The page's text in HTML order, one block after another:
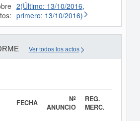
2(Último: 13/10/2016,
primero: 13/10/2016)
Ver todos los actos
FECHA
Nº
ANUNCIO
REG.
MERC.